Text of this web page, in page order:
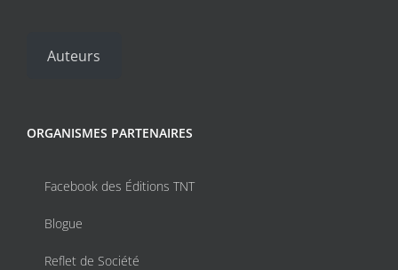
Auteurs
ORGANISMES PARTENAIRES
Facebook des Éditions TNT
Blogue
Reflet de Société